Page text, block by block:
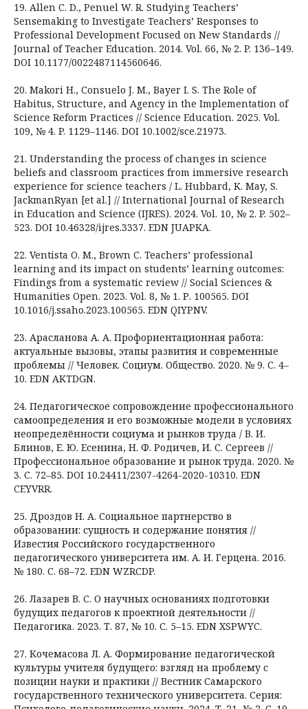
19. Allen C. D., Penuel W. R. Studying Teachers’
Sensemaking to Investigate Teachers’ Responses to
Professional Development Focused on New Standards //
Journal of Teacher Education. 2014. Vol. 66, № 2. P. 136–149.
DOI 10.1177/0022487114560646.
20. Makori H., Consuelo J. M., Bayer I. S. The Role of
Habitus, Structure, and Agency in the Implementation of
Science Reform Practices // Science Education. 2025. Vol.
109, № 4. P. 1129–1146. DOI 10.1002/sce.21973.
21. Understanding the process of changes in science
beliefs and classroom practices from immersive research
experience for science teachers / L. Hubbard, K. May, S.
JackmanRyan [et al.] // International Journal of Research
in Education and Science (IJRES). 2024. Vol. 10, № 2. P. 502–
523. DOI 10.46328/ijres.3337. EDN JUAPKA.
22. Ventista O. M., Brown C. Teachers’ professional
learning and its impact on students’ learning outcomes:
Findings from a systematic review // Social Sciences &
Humanities Open. 2023. Vol. 8, № 1. Р. 100565. DOI
10.1016/j.ssaho.2023.100565. EDN QIYPNV.
23. Арасланова А. А. Профориентационная работа:
актуальные вызовы, этапы развития и современные
проблемы // Человек. Социум. Общество. 2020. № 9. С. 4–
10. EDN AKTDGN.
24. Педагогическое сопровождение профессионального
самоопределения и его возможные модели в условиях
неопределённости социума и рынков труда / В. И.
Блинов, Е. Ю. Есенина, Н. Ф. Родичев, И. С. Сергеев //
Профессиональное образование и рынок труда. 2020. №
3. С. 72–85. DOI 10.24411/2307-4264-2020-10310. EDN
CEYVRR.
25. Дроздов Н. А. Социальное партнерство в
образовании: сущность и содержание понятия //
Известия Российского государственного
педагогического университета им. А. И. Герцена. 2016.
№ 180. С. 68–72. EDN WZRCDP.
26. Лазарев В. С. О научных основаниях подготовки
будущих педагогов к проектной деятельности //
Педагогика. 2023. Т. 87, № 10. С. 5–15. EDN XSPWYC.
27. Кочемасова Л. А. Формирование педагогической
культуры учителя будущего: взгляд на проблему с
позиции науки и практики // Вестник Самарского
государственного технического университета. Серия: